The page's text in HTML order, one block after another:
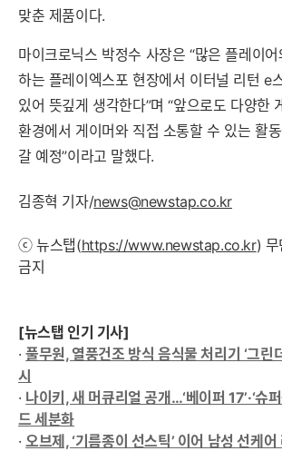
맞춘 제품이다.
마이크로닉스 박정수 사장은 “많은 플레이
하는 플레이엑스포 현장에서 이터널 리턴 e
있어 뜻깊게 생각한다”며 “앞으로도 다양한
환경에서 게이머와 직접 소통할 수 있는 활
갈 예정”이라고 말했다.
김종혁 기자/news@newstap.co.kr
ⓒ 뉴스탭(https://www.newstap.co.kr) 무
금지
[뉴스탭 인기 기사]
·풀무원, 열풍건조 방식 음식물 처리기 ‘그린
시
· 나이키, 새 머큐리얼 공개…‘베이퍼 17’·‘슈
드 세분화
·오브제, ‘기름종이 선스틱’ 이어 남성 선케어